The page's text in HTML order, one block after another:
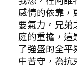
感情的依靠，
要氣力。兄弟
庭的重擔，這
了強盛的全平
中苦守，為抗